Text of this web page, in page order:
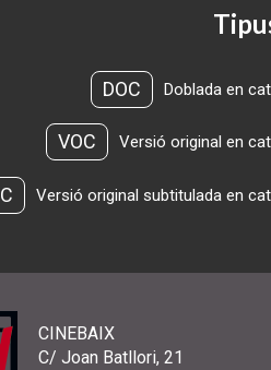
DOC Doblada en
VOC Versió original en
Versió original subtitulada en
CINEBAIX
C/ Joan Batllori, 21